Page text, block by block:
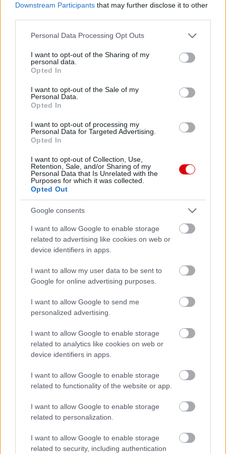
Downstream Participants that may further disclose it to other
Please note that this website/app uses one or more Google
not limited to your visit or usage behaviour. You may click to
grant or deny consent to Google and its third-party tags to
use your data for below specified purposes in below Google
consent section.
Personal Data Processing Opt Outs
I want to opt-out of the Sharing of my
personal data.
Opted In
I want to opt-out of the Sale of my
Personal Data.
Opted In
I want to opt-out of processing my
Personal Data for Targeted Advertising.
Opted In
I want to opt-out of Collection, Use,
Retention, Sale, and/or Sharing of my
Personal Data that Is Unrelated with the
Purposes for which it was collected.
Opted Out
Google consents
I want to allow Google to enable storage
related to advertising like cookies on web or
device identifiers in apps.
I want to allow my user data to be sent to
Google for online advertising purposes.
I want to allow Google to send me
personalized advertising.
I want to allow Google to enable storage
related to analytics like cookies on web or
device identifiers in apps.
I want to allow Google to enable storage
related to functionality of the website or app.
I want to allow Google to enable storage
related to personalization.
I want to allow Google to enable storage
related to security, including authentication
Meccs Center
Paris Saint-Germain
Manchester United
Felkészülési szezon 4. mérkőzés
Nya Ullevi, Göteborg
1 nap 11 óra 20 perc 38 másodperc
Leeds UnitedvsManchester United
AC Milan Manchester United 2026-08-15 18:00